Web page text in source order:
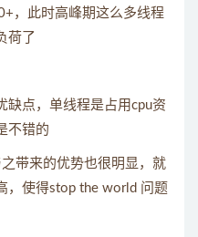
，此时高峰期这么多线程
荷了
缺点，单线程是占用cpu资
不错的
带来的优势也很明显，就
，使得stop the world 问题